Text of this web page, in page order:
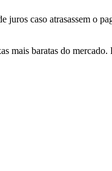
caso atrasassem o
mais baratas do